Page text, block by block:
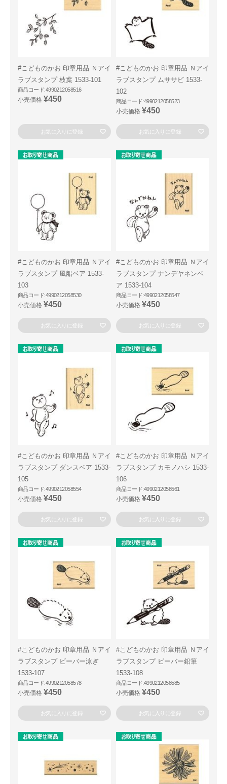
#こどものかお 印章用品 Ｎアイ
ラブスタンプ 枝葉 1533-101
商品コード:4990212058516
小売価格 ¥450
お気に入りに登録
#こどものかお 印章用品 Ｎアイ
ラブスタンプ ムササビ 1533-
102
商品コード:4990212058523
小売価格 ¥450
お気に入りに登録
#こどものかお 印章用品 Ｎアイ
ラブスタンプ 風船ベア 1533-
103
商品コード:4990212058530
小売価格 ¥450
お気に入りに登録
#こどものかお 印章用品 Ｎアイ
ラブスタンプ ナンデヤネンベ
ア 1533-104
商品コード:4990212058547
小売価格 ¥450
お気に入りに登録
#こどものかお 印章用品 Ｎアイ
ラブスタンプ ダンスベア 1533-
105
商品コード:4990212058554
小売価格 ¥450
お気に入りに登録
#こどものかお 印章用品 Ｎアイ
ラブスタンプ カモノハシ 1533-
106
商品コード:4990212058561
小売価格 ¥450
お気に入りに登録
#こどものかお 印章用品 Ｎアイ
ラブスタンプ ビーバー泳ぎ
1533-107
商品コード:4990212058578
小売価格 ¥450
お気に入りに登録
#こどものかお 印章用品 Ｎアイ
ラブスタンプ ビーバー鉛筆
1533-108
商品コード:4990212058585
小売価格 ¥450
お気に入りに登録